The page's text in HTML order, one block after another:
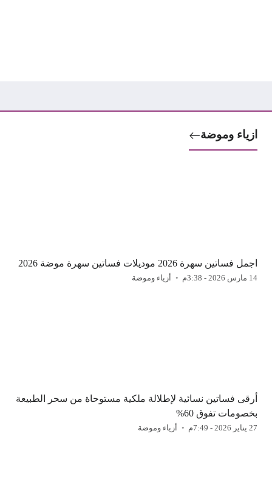
ازياء وموضة
اجمل فساتين سهرة 2026 موديلات فساتين سهرة موضة 2026
14 مارس 2026 - 3:38م أزياء وموضة
أرقى فساتين نسائية لإطلالة ملكية مستوحاة من سحر الطبيعة
بخصومات تفوق 60%
27 يناير 2026 - 7:49م أزياء وموضة